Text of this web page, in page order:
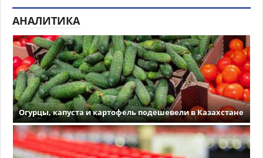
АНАЛИТИКА
Огурцы, капуста и картофель подешевели в Казахстане